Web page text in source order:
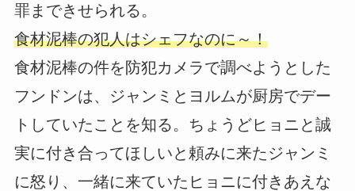
罪まできせられる。
食材泥棒の犯人はシェフなのに～！
食材泥棒の件を防犯カメラで調べようとした
フンドンは、ジャンミとヨルムが厨房でデー
トしていたことを知る。ちょうどヒョニと誠
実に付き合ってほしいと頼みに来たジャンミ
に怒り、一緒に来ていたヒョニに付きあえな